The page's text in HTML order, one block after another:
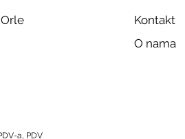
a, PDV
Kontakt
O nama